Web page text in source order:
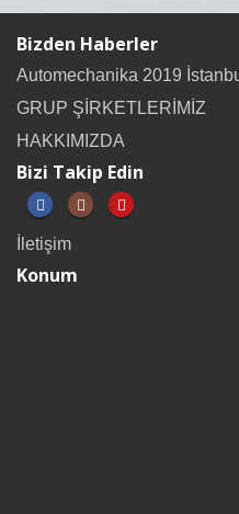
Bizden Haberler
Automechanika 2019
GRUP ŞİRKETLERİMİZ
HAKKIMIZDA
Bizi Takip Edin
İletişim
Konum